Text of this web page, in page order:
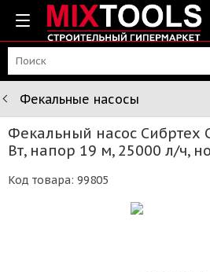
Фекальные насосы
Фекальный насос Сибртех
Вт, напор 19 м, 25000 л/ч,
Код товара: 99805